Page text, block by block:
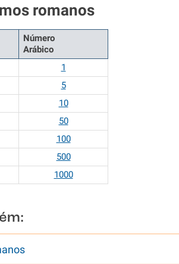
romanos
Número
Arábico
1
5
10
50
100
500
1000